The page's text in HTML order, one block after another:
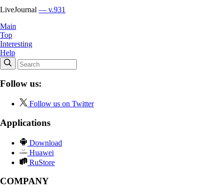
LiveJournal — v.931
Main
Top
Interesting
Help
Follow us:
Follow us on Twitter
Applications
Download
Huawei
RuStore
COMPANY